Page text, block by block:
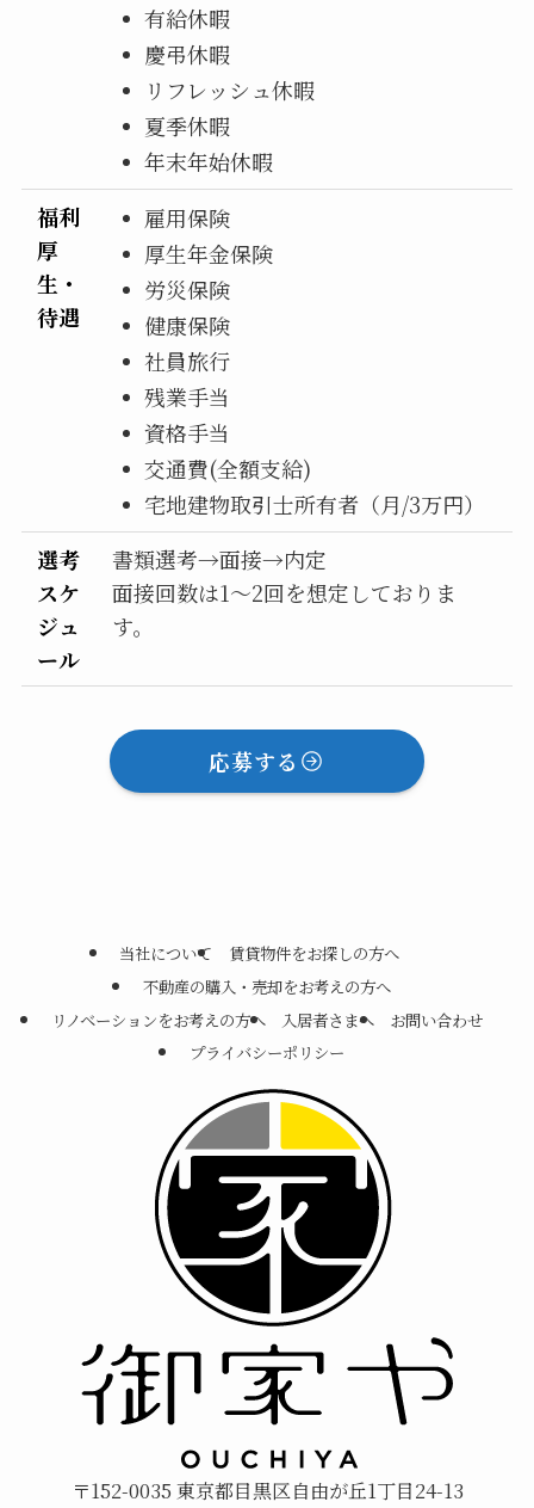
有給休暇
慶弔休暇
リフレッシュ休暇
夏季休暇
年末年始休暇
福利
厚
生・
待遇
雇用保険
厚生年金保険
労災保険
健康保険
社員旅行
残業手当
資格手当
交通費(全額支給)
宅地建物取引士所有者（月/3万円）
選考
スケ
ジュ
ール
書類選考→面接→内定
面接回数は1〜2回を想定しておりま
す。
応募する
当社について
賃貸物件をお探しの方へ
不動産の購入・売却をお考えの方へ
リノベーションをお考えの方へ
入居者さまへ
お問い合わせ
プライバシーポリシー
〒152-0035 東京都目黒区自由が丘1丁目24-13